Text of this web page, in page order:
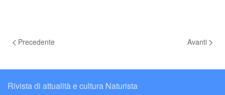
Precedente Avanti
Rivista di attualità e cultura Naturista